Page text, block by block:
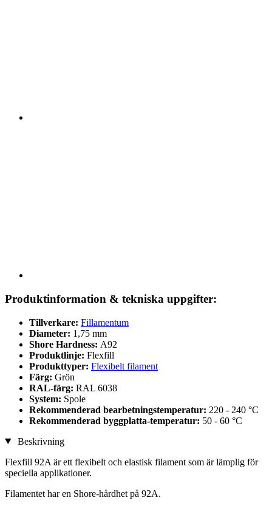
Produktinformation & tekniska uppgifter:
Tillverkare: Fillamentum
Diameter: 1,75 mm
Shore Hardness: A92
Produktlinje: Flexfill
Produkttyper: Flexibelt filament
Färg: Grön
RAL-färg: RAL 6038
System: Spole
Rekommenderad bearbetningstemperatur: 220 - 240 °C
Rekommenderad byggplatta-temperatur: 50 - 60 °C
Beskrivning
Flexfill 92A är ett flexibelt och elastisk filament som är lämplig för
speciella applikationer.
Filamentet har en Shore-hårdhet på 92A.